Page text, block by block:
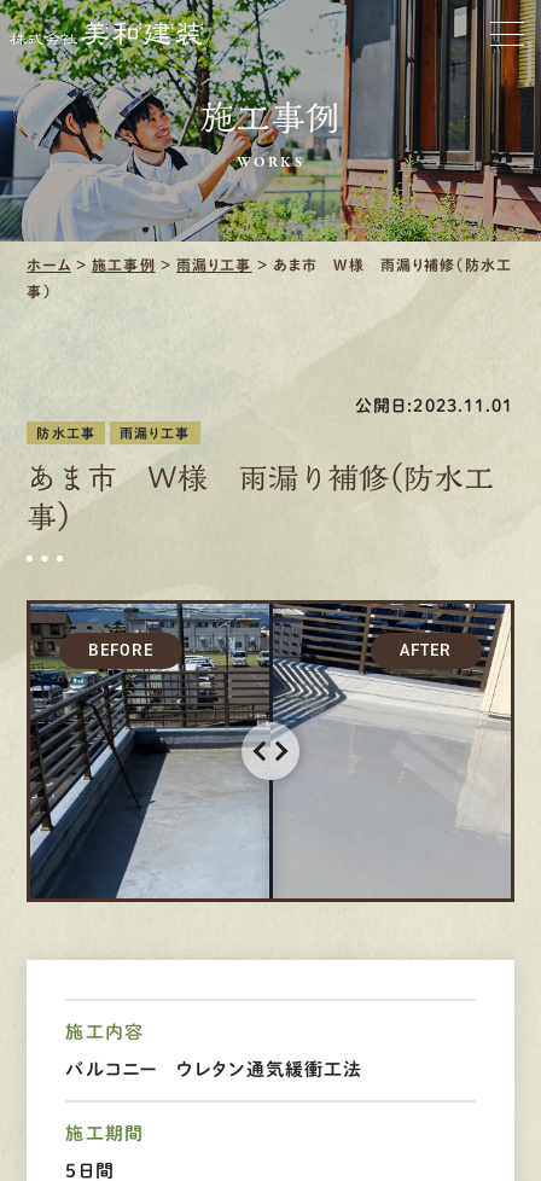
お家をきれいに
会社をきれいに
クリーニング
施工事例
口コミ・レビュー紹介
募集要項
先輩インタビュー
エントリー
有資 者 建物
0120-44-2605
営業時間 8:00−18:00 ｜
Webお問い合わせ
施工事例
WORKS
ホーム >施工事例 >雨漏り工事 > あま市 W様 雨漏り補修（防水工
事）
公開日:2023.11.01
防水工事 雨漏り工事
あま市 W様 雨漏り補修（防水工
事）
施工内容
バルコニー ウレタン通気緩衝工法
施工期間
5日間